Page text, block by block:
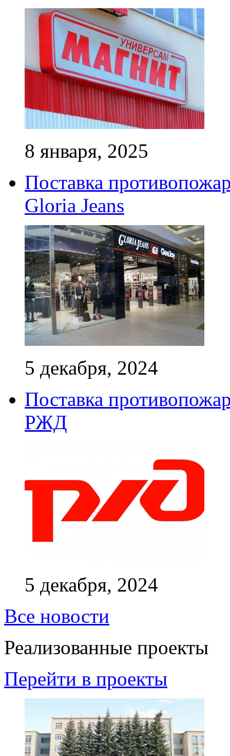
8 января, 2025
Поставка
Gloria Jeans
5 декабря, 2024
Поставка
РЖД
5 декабря, 2024
Все новости
Реализованные проекты
Перейти в проекты